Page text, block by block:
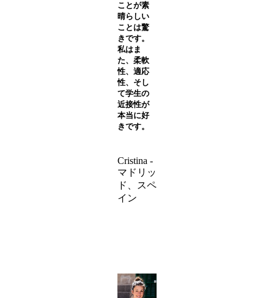
ことが素
晴らしい
ことは驚
きです。
私はま
た、柔軟
性、適応
性、そし
て学生の
近接性が
本当に好
きです。
Cristina -
マドリッ
ド、スペ
イン